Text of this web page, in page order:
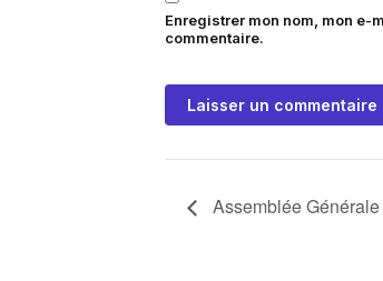
Enregistrer mon nom, mon e-
commentaire.
Assemblée Générale